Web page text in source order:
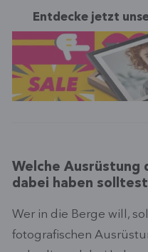
Entdecke jetzt
Welche Ausrüstung
dabei haben solltest
Wer in die Berge will,
fotografischen